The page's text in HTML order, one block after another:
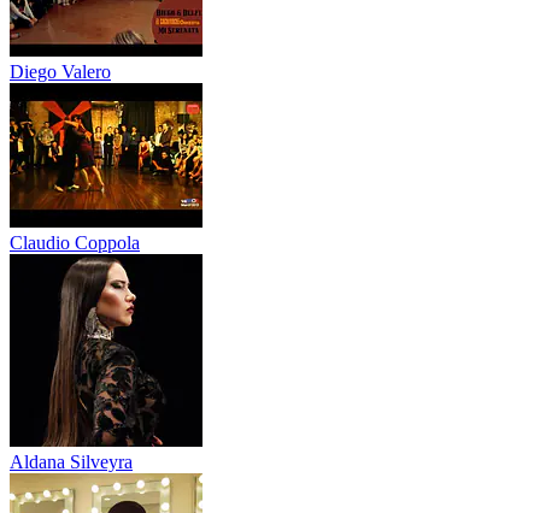
Diego Valero
Claudio Coppola
Aldana Silveyra